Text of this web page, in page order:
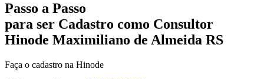
Passo a Passo
para ser Cadastro como Consultor
Hinode Maximiliano de Almeida RS
Faça o cadastro na Hinode